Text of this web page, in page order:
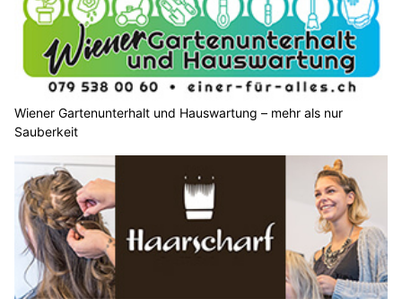
Wiener Gartenunterhalt und Hauswartung – mehr als nur
Sauberkeit